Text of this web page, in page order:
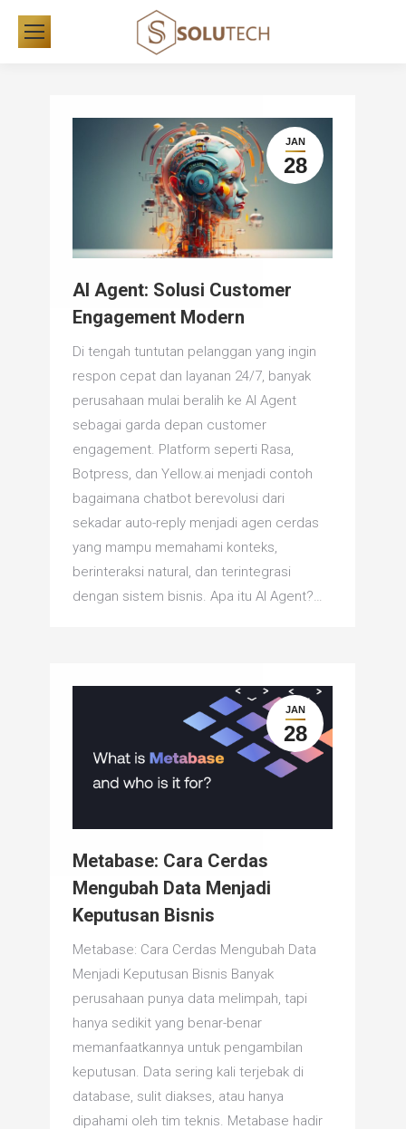
JAN
28
AI Agent: Solusi Customer
Engagement Modern
Di tengah tuntutan pelanggan yang ingin
respon cepat dan layanan 24/7, banyak
perusahaan mulai beralih ke AI Agent
sebagai garda depan customer
engagement. Platform seperti Rasa,
Botpress, dan Yellow.ai menjadi contoh
bagaimana chatbot berevolusi dari
sekadar auto-reply menjadi agen cerdas
yang mampu memahami konteks,
berinteraksi natural, dan terintegrasi
dengan sistem bisnis. Apa itu AI Agent?…
JAN
28
Metabase: Cara Cerdas
Mengubah Data Menjadi
Keputusan Bisnis
Metabase: Cara Cerdas Mengubah Data
Menjadi Keputusan Bisnis Banyak
perusahaan punya data melimpah, tapi
hanya sedikit yang benar-benar
memanfaatkannya untuk pengambilan
keputusan. Data sering kali terjebak di
database, sulit diakses, atau hanya
dipahami oleh tim teknis. Metabase hadir